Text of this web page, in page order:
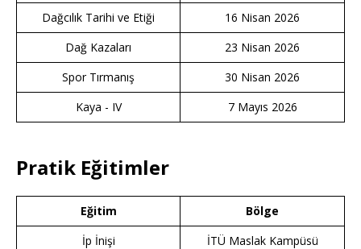
Dağcılık Tarihi ve Etiği
16 Nisan 2026
Dağ Kazaları
23 Nisan 2026
Spor Tırmanış
30 Nisan 2026
Kaya - IV
7 Mayıs 2026
Pratik Eğitimler
Eğitim
Bölge
İp İnişi
İTÜ Maslak Kampüsü